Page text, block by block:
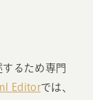
るため専門
Editorでは、